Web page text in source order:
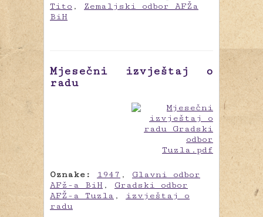
Tito , Zemaljski odbor AFŽa
BiH
Mjesečni izvještaj o
radu
Oznake: 1947 , Glavni odbor
AFž-a BiH , Gradski odbor
AFŽ-a Tuzla ,
izvještaj o
radu